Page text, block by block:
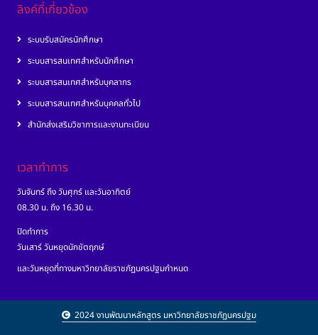
ลิงค์ที่เกี่ยวข้อง
ระบบรับสมัครนักศึกษา
ระบบสารสนเทศสำหรับนักศึกษา
ระบบสารสนเทศสำหรับบุคลากร
ระบบสารสนเทศสำหรับบุคคลทั่วไป
สำนักส่งเสริมวิชาการและงานทะเบียน
เวลาทำการ
วันจันทร์ ถึง วันศุกร์ และวันอาทิตย์
08.30 น. ถึง 16.30 น.
ปิดทำการ
วันเสาร์ วันหยุดนักขัตฤกษ์
และวันหยุดที่ทางมหาวิทยาลัยราชภัฏนครปฐมกำหนด
2024 งานพัฒนาหลักสูตร มหาวิทยาลัยราชภัฏนครปฐม